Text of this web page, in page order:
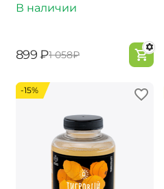
В наличии
‍899‍ ₽‍1 058‍₽
-15%